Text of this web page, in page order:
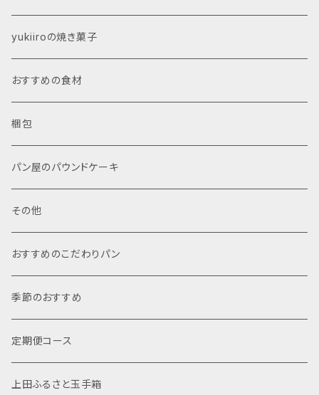
yukiiroの焼き菓子
おすすめの食材
梱包
パン屋のパウンドケーキ
その他
おすすめのこだわりパン
季節のおすすめ
定期便コース
上田ふるさと玉手箱